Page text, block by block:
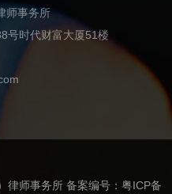
师事务所
号时代财富大厦51楼
律师事务所 备案编号：粤ICP备